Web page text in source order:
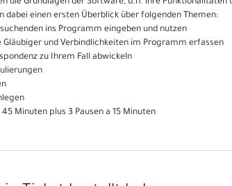
die Grundlagen der Software, d.h. ihre Funktionalitäten
einen ersten Überblick über folgenden Themen:
ins Programm eingeben und nutzen
Gläubiger und Verbindlichkeiten im Programm erfassen
zu Ihrem Fall abwickeln
Minuten plus 3 Pausen a 15 Minuten